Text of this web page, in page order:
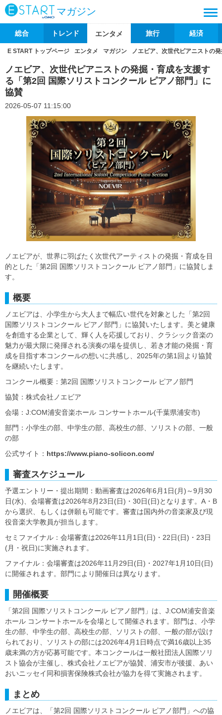
マガジン
総合 トレンド エンタメ 旅行 経済
E START トップページ エンタメ マガジン ノエビア、次世代ピアニストの
ノエビア、次世代ピアニストの発掘・育成を支援す
る「第2回 国際ソリストコンクール ピアノ部門」に
協賛
2026-05-07 11:15:00
ノエビアが、世界に羽ばたく次世代アーティストの発掘・育成を目
的とした「第2回 国際ソリストコンクール ピアノ部門」に協賛しま
す。
概要
ノエビアは、小学生から大人まで幅広い世代を対象とした「第2回
国際ソリストコンクール ピアノ部門」に協賛いたします。美と健康
を創造する企業として、輝く人を応援しており、クラシック音楽の
魅力が最大限に発揮される演奏の場を提供し、若き才能の発掘・育
成を目指す本コンクールの想いに共感し、2025年の第1回より協賛
を継続いたします。
コンクール概要：第2回 国際ソリストコンクール ピアノ部門
協賛：株式会社ノエビア
会場：J:COM浦安音楽ホール コンサートホール(千葉県浦安市)
部門：小学生の部、中学生の部、高校生の部、ソリストの部、一般
の部
公式サイト： https://www.piano-solicon.com/
審査スケジュール
予選エントリー・提出期間：動画審査は2026年6月1日(月)～9月30
日(水)、会場審査は2026年8月23日(日)・30日(日)となります。A・B
から選択、もしくは併願も可能です。審査は国内外の音楽家及び現
役音楽大学教員が担当します。
セミファイナル：会場審査は2026年11月1日(日)・22日(日)・23日
(月・祝日)に実施されます。
ファイナル：会場審査は2026年11月29日(日)・2027年1月10日(日)
に開催されます。部門により開催日は異なります。
開催概要
「第2回 国際ソリストコンクール ピアノ部門」は、J:COM浦安音楽
ホール コンサートホールを会場として開催されます。部門は、小学
生の部、中学生の部、高校生の部、ソリストの部、一般の部が設け
られており、ソリストの部には2026年4月1日時点で満16歳以上35
歳未満の方が応募可能です。本コンクールは一般社団法人国際ソリ
スト協会が主催し、株式会社ノエビアが協賛、浦安市が後援、あい
おいニッセイ同和損害保険株式会社が協力を得て実施されます。
まとめ
ノエビアは、「第2回 国際ソリストコンクール ピアノ部門」への協